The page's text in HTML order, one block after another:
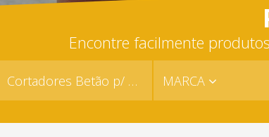
Encontre facilmente
Cortadores Betão p/ CorrenteMARCA